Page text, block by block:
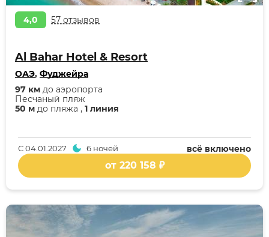
4,0 57 отзывов
Al Bahar Hotel & Resort
ОАЭ, Фуджейра
50 м до пляжа , 1 линия
Песчаный пляж
97 км до аэропорта
всё включено
С04.01.2027 6 ночей
от 220 158 ₽